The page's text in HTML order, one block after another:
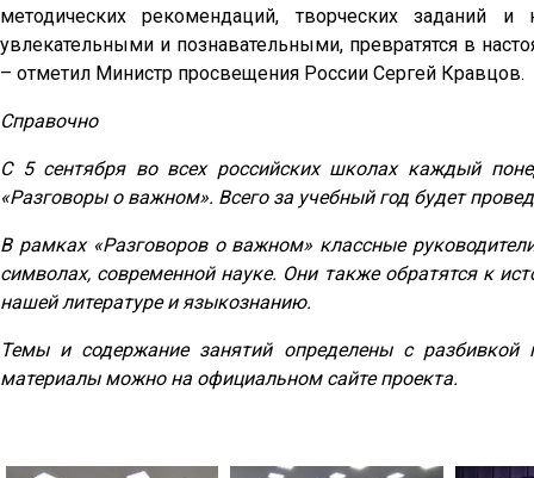
методических рекомендаций, творческих заданий
увлекательными и познавательными, превратятся в
– отметил Министр просвещения России Сергей Кравцов.
Справочно
С 5 сентября во всех российских школах каждый
«Разговоры о важном». Всего за учебный год будет
В рамках «Разговоров о важном» классные
символах, современной науке. Они также обратятся к
нашей литературе и языкознанию.
Темы и содержание занятий определены с
материалы можно на официальном сайте проекта.